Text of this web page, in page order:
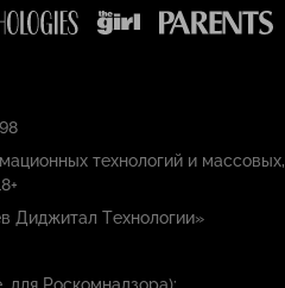
технологий и массовых,
Диджитал Технологии»